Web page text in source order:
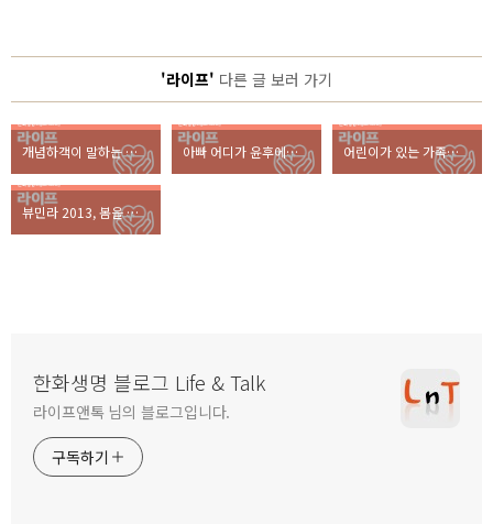
'라이프' 다른 글 보러 가기
개념하객이 말하는 결혼식 에티켓 7가지 아빠 어디가 윤후에게 추천하는 간단한 계란 요리 3가지 어린이가 있는 가족의 봄나들이! 주말 그림대회 일정 총정리
뷰민라 2013, 봄을 노래하는 뮤지션 권순관&소란을 만나다
한화생명 블로그 Life & Talk
라이프앤톡 님의 블로그입니다.
구독하기